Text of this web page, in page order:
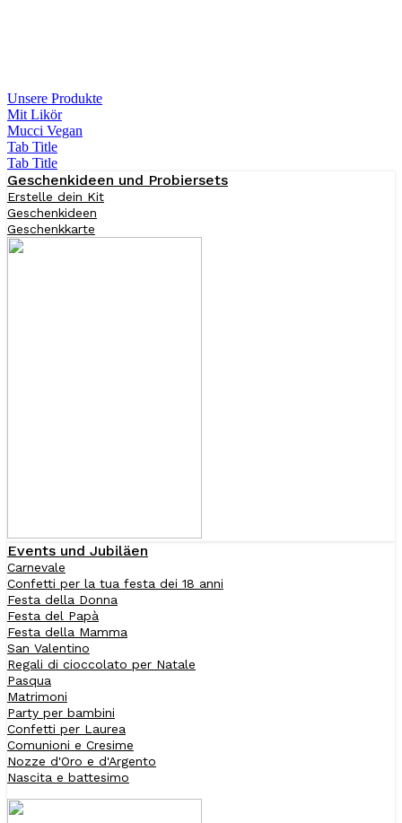
Unsere Produkte
Mit Likör
Mucci Vegan
Tab Title
Tab Title
Geschenkideen und Probiersets
Erstelle dein Kit
Geschenkideen
Geschenkkarte
Events und Jubiläen
Carnevale
Confetti per la tua festa dei 18 anni
Festa della Donna
Festa del Papà
Festa della Mamma
San Valentino
Regali di cioccolato per Natale
Pasqua
Matrimoni
Party per bambini
Confetti per Laurea
Comunioni e Cresime
Nozze d'Oro e d'Argento
Nascita e battesimo